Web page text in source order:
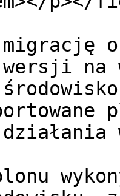
migrację
na
działania